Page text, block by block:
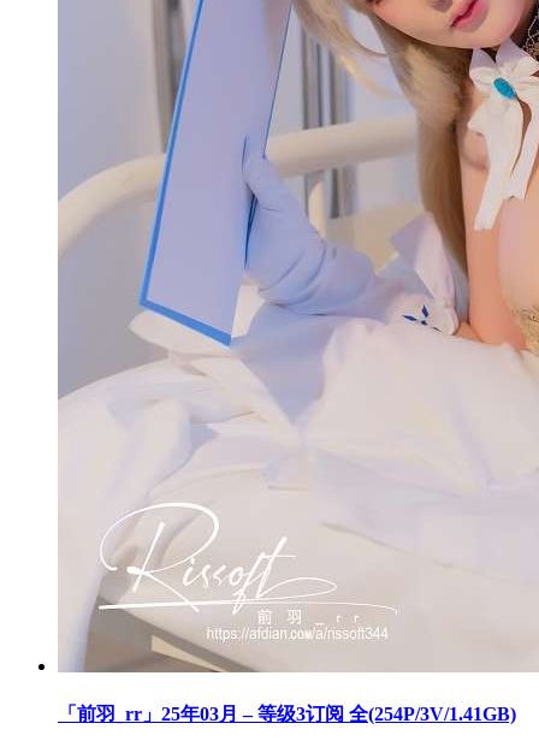
「前羽_rr」25年03月 – 等级3订阅 全(254P/3V/1.41GB)